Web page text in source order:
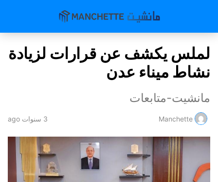
لملس يكشف عن قرارات لزيادة
نشاط ميناء عدن
مانشيت-متابعات
Manchette 3 سنوات ago